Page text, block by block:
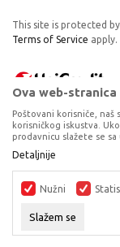
This site is protected
Terms of Service apply.
Proizvode na sajtu
možemo garantovati
proizvoda, u
sajtu su dio naše
Ova web-
Poštovani korisniče, naš
korisničkog iskustva.
prodavnicu slažete se sa
Detaljnije
Nužni
Slažem se